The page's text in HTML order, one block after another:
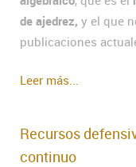
de ajedrez, y el que
publicaciones
Leer más...
Recursos
continuo